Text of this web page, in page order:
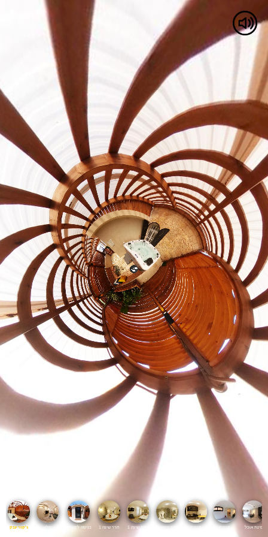
ג'קוזי ענק סלון כניסה לסוויטה חרר שינה 1 חדר שינה 1 חדר רחצה 1 מטבח מטבח פינת אוכל